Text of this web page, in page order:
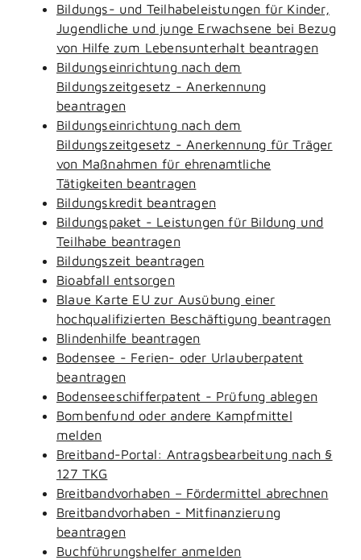
Bildungs- und Teilhabeleistungen für Kinder,
Jugendliche und junge Erwachsene bei Bezug
von Hilfe zum Lebensunterhalt beantragen
Bildungseinrichtung nach dem
Bildungszeitgesetz - Anerkennung
beantragen
Bildungseinrichtung nach dem
Bildungszeitgesetz - Anerkennung für Träger
von Maßnahmen für ehrenamtliche
Tätigkeiten beantragen
Bildungskredit beantragen
Bildungspaket - Leistungen für Bildung und
Teilhabe beantragen
Bildungszeit beantragen
Bioabfall entsorgen
Blaue Karte EU zur Ausübung einer
hochqualifizierten Beschäftigung beantragen
Blindenhilfe beantragen
Bodensee - Ferien- oder Urlauberpatent
beantragen
Bodenseeschifferpatent - Prüfung ablegen
Bombenfund oder andere Kampfmittel
melden
Breitband-Portal: Antragsbearbeitung nach §
127 TKG
Breitbandvorhaben – Fördermittel abrechnen
Breitbandvorhaben - Mitfinanzierung
beantragen
Buchführungshelfer anmelden